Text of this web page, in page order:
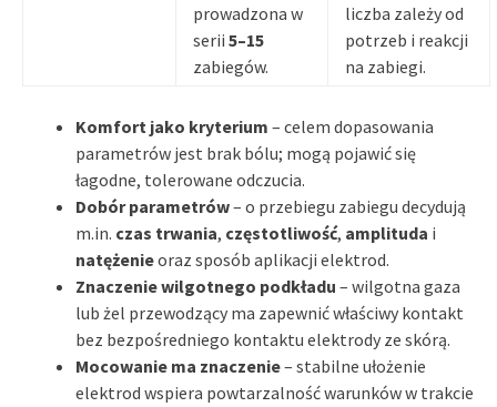
prowadzona w
serii 5–15
zabiegów.
liczba zależy od
potrzeb i reakcji
na zabiegi.
Komfort jako kryterium – celem dopasowania
parametrów jest brak bólu; mogą pojawić się
łagodne, tolerowane odczucia.
Dobór parametrów– o przebiegu zabiegu decydują
m.in. czas trwania, częstotliwość, amplituda i
natężenieoraz sposób aplikacji elektrod.
Znaczenie wilgotnego podkładu – wilgotna gaza
lub żel przewodzący ma zapewnić właściwy kontakt
bez bezpośredniego kontaktu elektrody ze skórą.
Mocowanie ma znaczenie– stabilne ułożenie
elektrod wspiera powtarzalność warunków w trakcie